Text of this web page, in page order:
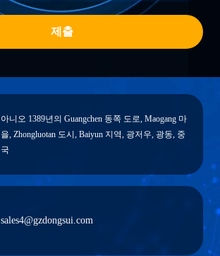
제출
아니오 1389년의 Guangchen 동쪽 도로, Maogang 마
을, Zhongluotan 도시, Baiyun 지역, 광저우, 광동, 중
국
sales4@gzdongsui.com